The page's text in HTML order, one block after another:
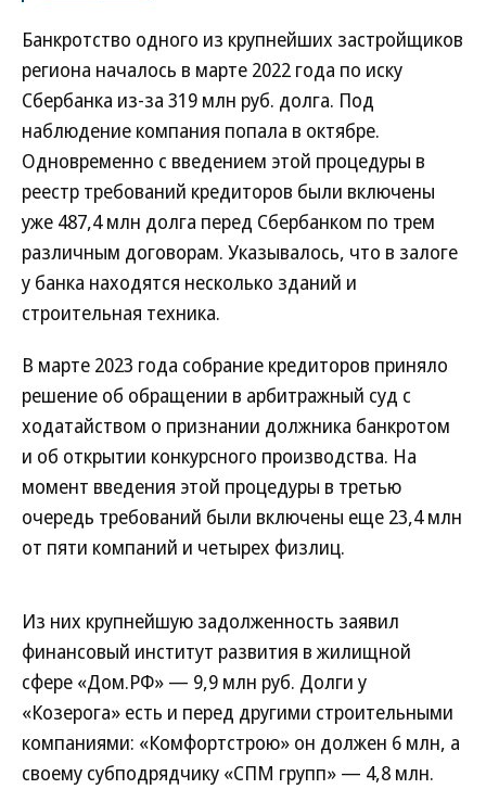
Банкротство одного из крупнейших застройщиков
региона началось в марте 2022 года по иску
Сбербанка из-за 319 млн руб. долга. Под
наблюдение компания попала в октябре.
Одновременно с введением этой процедуры в
реестр требований кредиторов были включены
уже 487,4 млн долга перед Сбербанком по трем
различным договорам. Указывалось, что в залоге
у банка находятся несколько зданий и
строительная техника.
В марте 2023 года собрание кредиторов приняло
решение об обращении в арбитражный суд с
ходатайством о признании должника банкротом
и об открытии конкурсного производства. На
момент введения этой процедуры в третью
очередь требований были включены еще 23,4 млн
от пяти компаний и четырех физлиц.
Из них крупнейшую задолженность заявил
финансовый институт развития в жилищной
сфере «Дом.РФ» — 9,9 млн руб. Долги у
«Козерога» есть и перед другими строительными
компаниями: «Комфортстрою» он должен 6 млн, а
своему субподрядчику «СПМ групп» — 4,8 млн.